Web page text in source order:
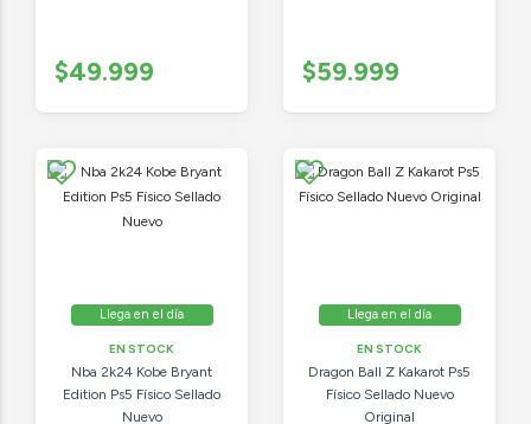
$49.999 $59.999
Llega en el día
EN STOCK
Nba 2k24 Kobe Bryant
Edition Ps5 Físico Sellado
Nuevo
Llega en el día
EN STOCK
Dragon Ball Z Kakarot Ps5
Físico Sellado Nuevo
Original